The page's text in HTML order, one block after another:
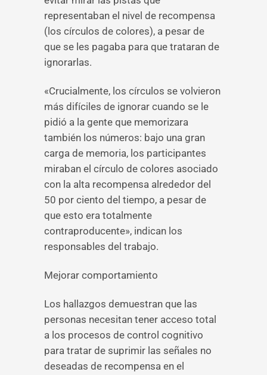
representaban el nivel de recompensa
(los círculos de colores), a pesar de
que se les pagaba para que trataran de
ignorarlas.
«Crucialmente, los círculos se volvieron
más difíciles de ignorar cuando se le
pidió a la gente que memorizara
también los números: bajo una gran
carga de memoria, los participantes
miraban el círculo de colores asociado
con la alta recompensa alrededor del
50 por ciento del tiempo, a pesar de
que esto era totalmente
contraproducente», indican los
responsables del trabajo.
Mejorar comportamiento
Los hallazgos demuestran que las
personas necesitan tener acceso total
a los procesos de control cognitivo
para tratar de suprimir las señales no
deseadas de recompensa en el